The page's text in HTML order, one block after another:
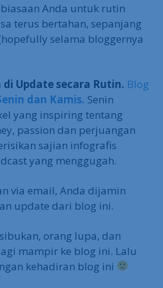
Anda untuk rutin
terus bertahan, sepanjang
selama bloggernya
di Update secara Rutin. Blog
dan Kamis. Senin
yang inspiring tentang
passion dan perjuangan
sajian infografis
yang menggugah.
via email, Anda dijamin
update dari blog ini.
orang lupa, dan
mampir ke blog ini. Lalu
kehadiran blog ini